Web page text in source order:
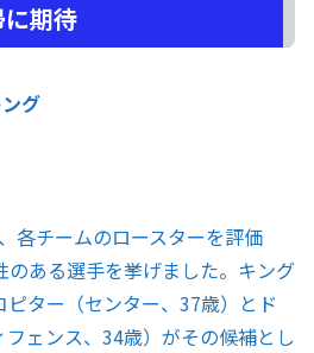
期待
グ
各チームのロースターを評価
のある選手を挙げました。キング
ター（センター、37歳）とド
フェンス、34歳）がその候補とし